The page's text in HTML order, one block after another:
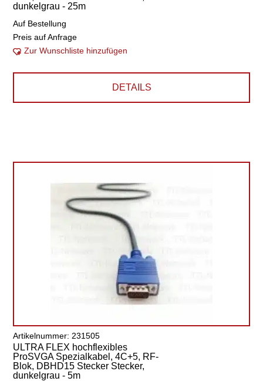
dunkelgrau - 25m
Auf Bestellung
Preis auf Anfrage
Zur Wunschliste hinzufügen
DETAILS
Artikelnummer: 231505
ULTRA FLEX hochflexibles
ProSVGA Spezialkabel, 4C+5, RF-
Blok, DBHD15 Stecker Stecker,
dunkelgrau - 5m